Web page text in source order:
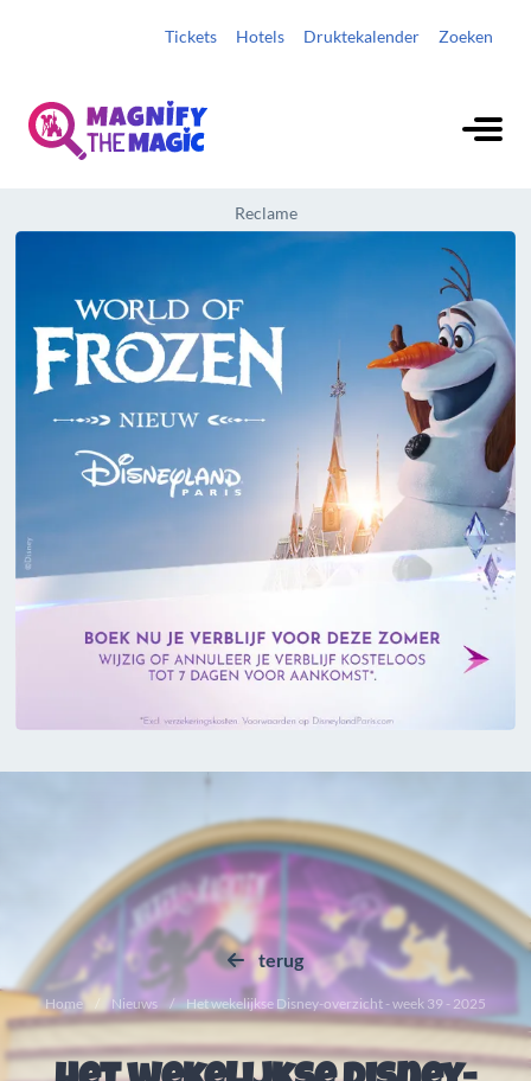
Tickets Hotels Druktekalender Zoeken
Reclame
terug
Home Nieuws Het wekelijkse Disney-overzicht - week 39 - 2025